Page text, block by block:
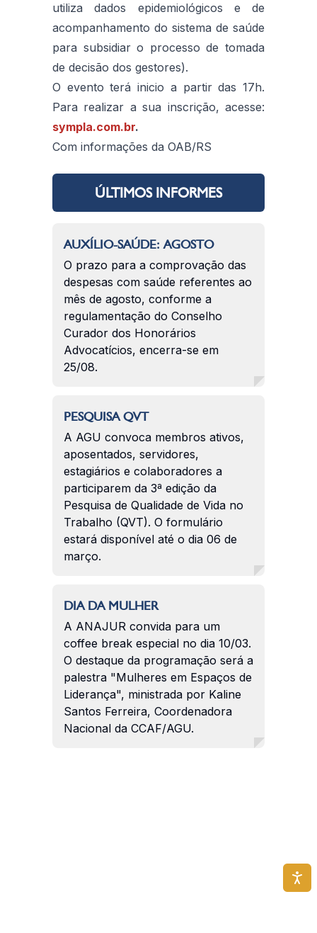
utiliza dados epidemiológicos e de
acompanhamento do sistema de saúde
para subsidiar o processo de tomada
de decisão dos gestores).
O evento terá inicio a partir das 17h.
Para realizar a sua inscrição, acesse:
sympla.com.br.
Com informações da OAB/RS
ÚLTIMOS INFORMES
AUXÍLIO-SAÚDE: AGOSTO
O prazo para a comprovação das
despesas com saúde referentes ao
mês de agosto, conforme a
regulamentação do Conselho
Curador dos Honorários
Advocatícios, encerra-se em
25/08.
PESQUISA QVT
A AGU convoca membros ativos,
aposentados, servidores,
estagiários e colaboradores a
participarem da 3ª edição da
Pesquisa de Qualidade de Vida no
Trabalho (QVT). O formulário
estará disponível até o dia 06 de
março.
DIA DA MULHER
A ANAJUR convida para um
coffee break especial no dia 10/03.
O destaque da programação será a
palestra "Mulheres em Espaços de
Liderança", ministrada por Kaline
Santos Ferreira, Coordenadora
Nacional da CCAF/AGU.